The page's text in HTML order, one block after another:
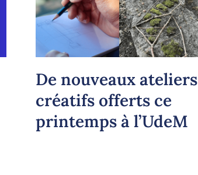
De nouveaux ateliers
créatifs offerts ce
printemps à l’UdeM